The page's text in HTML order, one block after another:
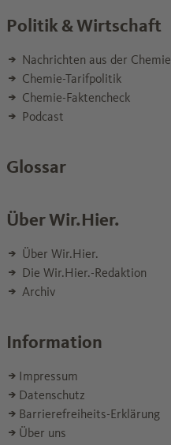
Politik & Wirtschaft
Nachrichten aus der Chemie
Chemie-Tarifpolitik
Chemie-Faktencheck
Podcast
Glossar
Über Wir.Hier.
Über Wir.Hier.
Die Wir.Hier.-Redaktion
Archiv
Information
Impressum
Datenschutz
Barrierefreiheits-Erklärung
Über uns